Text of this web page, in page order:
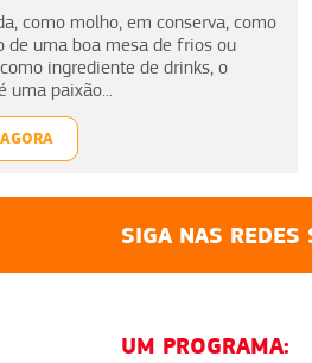
como molho, em conserva, como
de uma boa mesa de frios ou
ingrediente de drinks, o
uma paixão...
SIGA NAS REDES
UM PROGRAMA: